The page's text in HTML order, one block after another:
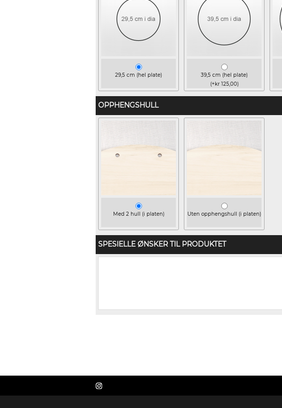
29,5 cm (hel plate)
39,5 cm (hel plate)
(+kr 125,00)
OPPHENGSHULL
Med 2 hull (i platen) Uten opphengshull (i platen)
SPESIELLE ØNSKER TIL PRODUKTET